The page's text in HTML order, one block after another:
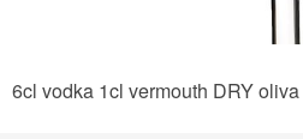
6cl vodka 1cl vermouth DRY